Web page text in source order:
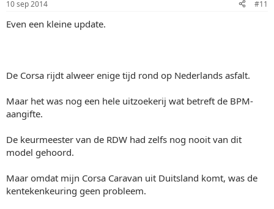
10 sep 2014 #11
Even een kleine update.
De Corsa rijdt alweer enige tijd rond op Nederlands asfalt.
Maar het was nog een hele uitzoekerij wat betreft de BPM-
aangifte.
De keurmeester van de RDW had zelfs nog nooit van dit
model gehoord.
Maar omdat mijn Corsa Caravan uit Duitsland komt, was de
kentekenkeuring geen probleem.